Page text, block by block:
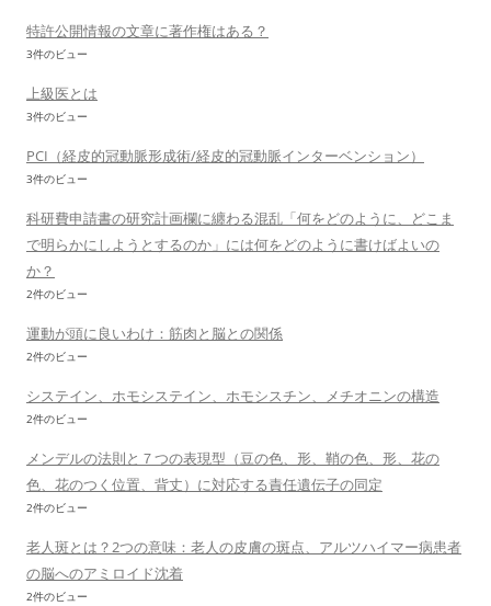
特許公開情報の文章に著作権はある？
3件のビュー
上級医とは
3件のビュー
PCI（経皮的冠動脈形成術/経皮的冠動脈インターベンション）
3件のビュー
科研費申請書の研究計画欄に纏わる混乱「何をどのように、どこま
で明らかにしようとするのか」には何をどのように書けばよいの
か？
2件のビュー
運動が頭に良いわけ：筋肉と脳との関係
2件のビュー
システイン、ホモシステイン、ホモシスチン、メチオニンの構造
2件のビュー
メンデルの法則と７つの表現型（豆の色、形、鞘の色、形、花の
色、花のつく位置、背丈）に対応する責任遺伝子の同定
2件のビュー
老人斑とは？2つの意味：老人の皮膚の斑点、アルツハイマー病患者
の脳へのアミロイド沈着
2件のビュー